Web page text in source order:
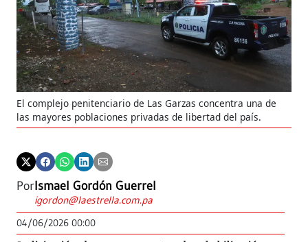
El complejo penitenciario de Las Garzas concentra una de
las mayores poblaciones privadas de libertad del país.
PorIsmael Gordón Guerrel
igordon@laestrella.com.pa
04/06/2026 00:00